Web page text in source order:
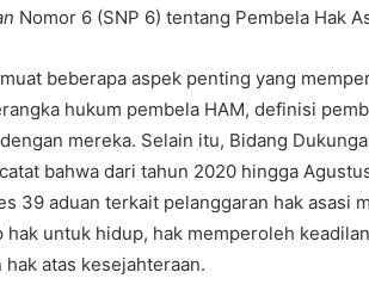
Nomor 6 (SNP 6) tentang Pembela Hak
beberapa aspek penting yang
hukum pembela HAM, definisi
mereka. Selain itu, Bidang
bahwa dari tahun 2020 hingga
39 aduan terkait pelanggaran hak asasi
hak untuk hidup, hak memperoleh
hak atas kesejahteraan.